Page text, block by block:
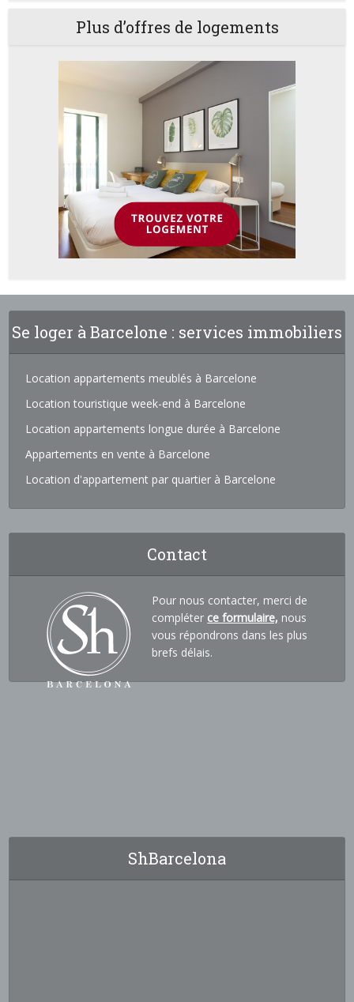
Plus d’offres de logements
Se loger à Barcelone : services immobiliers
Location appartements meublés à Barcelone
Location touristique week-end à Barcelone
Location appartements longue durée à Barcelone
Appartements en vente à Barcelone
Location d'appartement par quartier à Barcelone
Contact
Pour nous contacter, merci de
compléter ce formulaire, nous
vous répondrons dans les plus
brefs délais.
ShBarcelona